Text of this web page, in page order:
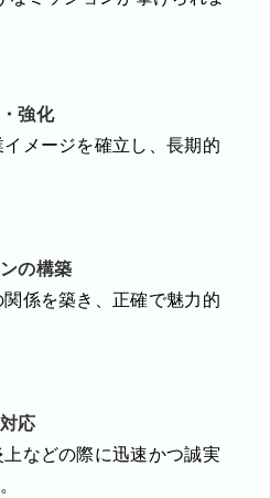
強化
メージを確立し、長期的
の構築
係を築き、正確で魅力的
応
などの際に迅速かつ誠実